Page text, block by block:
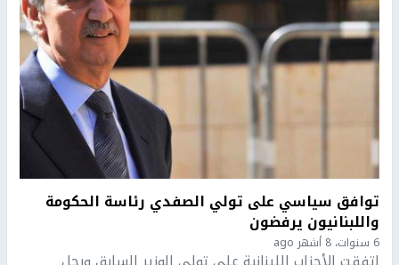
توافق سياسي على تولي الصفدي رئاسة الحكومة
واللبنانيون يرفضون
6 سنوات، 8 أشهر ago